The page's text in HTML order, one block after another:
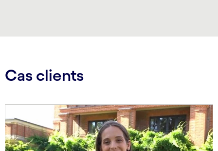
Cas clients
Carousel starts